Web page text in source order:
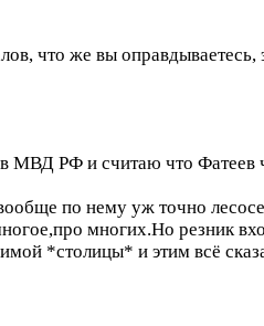
что же вы
МВД РФ и считаю что Фатеев
по нему уж точно
многих.Но резник
*столицы* и этим всё